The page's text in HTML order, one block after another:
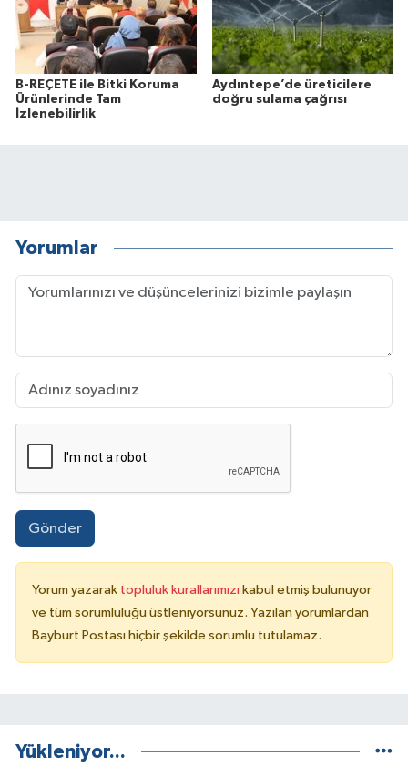
B-REÇETE ile Bitki Koruma
Ürünlerinde Tam
İzlenebilirlik
Aydıntepe’de üreticilere
doğru sulama çağrısı
Yorumlar
Gönder
Yorum yazarak topluluk kurallarımızı kabul etmiş bulunuyor
ve tüm sorumluluğu üstleniyorsunuz. Yazılan yorumlardan
Bayburt Postası hiçbir şekilde sorumlu tutulamaz.
Yükleniyor...